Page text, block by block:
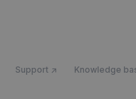
COMME
Support ↗ Knowledge